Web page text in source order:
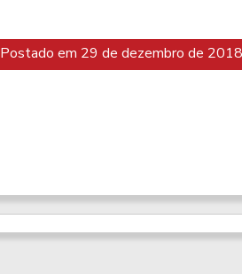
Postado em 29 de dezembro de